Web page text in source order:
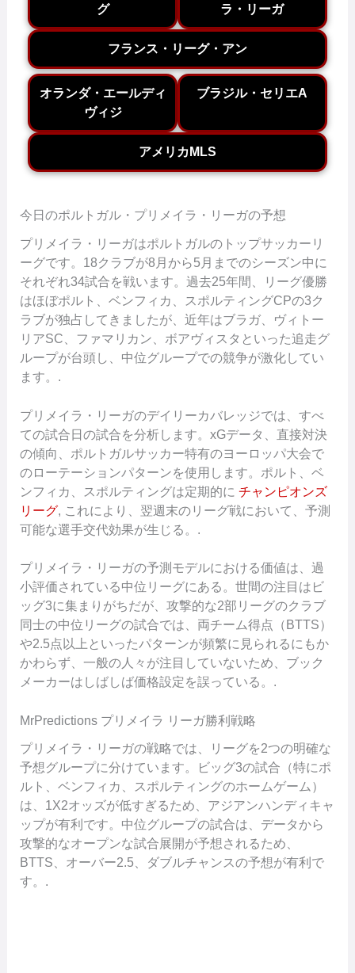
グ
ラ・リーガ
フランス・リーグ・アン
オランダ・エールディ
ヴィジ
ブラジル・セリエA
アメリカMLS
今日のポルトガル・プリメイラ・リーガの予想
プリメイラ・リーガはポルトガルのトップサッカーリ
ーグです。18クラブが8月から5月までのシーズン中に
それぞれ34試合を戦います。過去25年間、リーグ優勝
はほぼポルト、ベンフィカ、スポルティングCPの3ク
ラブが独占してきましたが、近年はブラガ、ヴィトー
リアSC、ファマリカン、ボアヴィスタといった追走グ
ループが台頭し、中位グループでの競争が激化してい
ます。.
プリメイラ・リーガのデイリーカバレッジでは、すべ
ての試合日の試合を分析します。xGデータ、直接対決
の傾向、ポルトガルサッカー特有のヨーロッパ大会で
のローテーションパターンを使用します。ポルト、ベ
ンフィカ、スポルティングは定期的にチャンピオンズ
リーグ , これにより、翌週末のリーグ戦において、予測
可能な選手交代効果が生じる。.
プリメイラ・リーガの予測モデルにおける価値は、過
小評価されている中位リーグにある。世間の注目はビ
ッグ3に集まりがちだが、攻撃的な2部リーグのクラブ
同士の中位リーグの試合では、両チーム得点（BTTS）
や2.5点以上といったパターンが頻繁に見られるにもか
かわらず、一般の人々が注目していないため、ブック
メーカーはしばしば価格設定を誤っている。.
MrPredictions プリメイラ リーガ勝利戦略
プリメイラ・リーガの戦略では、リーグを2つの明確な
予想グループに分けています。ビッグ3の試合（特にポ
ルト、ベンフィカ、スポルティングのホームゲーム）
は、1X2オッズが低すぎるため、アジアンハンディキャ
ップが有利です。中位グループの試合は、データから
攻撃的なオープンな試合展開が予想されるため、
BTTS、オーバー2.5、ダブルチャンスの予想が有利で
す。.